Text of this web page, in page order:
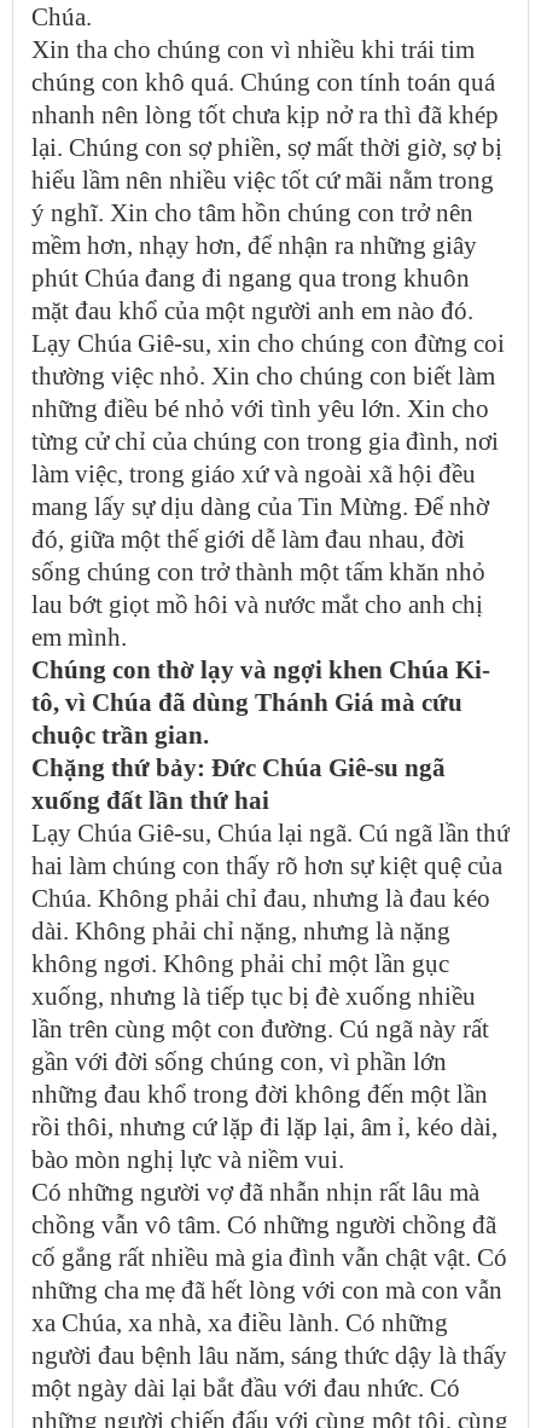
Chúa.
Xin tha cho chúng con vì nhiều khi trái tim
chúng con khô quá. Chúng con tính toán quá
nhanh nên lòng tốt chưa kịp nở ra thì đã khép
lại. Chúng con sợ phiền, sợ mất thời giờ, sợ bị
hiểu lầm nên nhiều việc tốt cứ mãi nằm trong
ý nghĩ. Xin cho tâm hồn chúng con trở nên
mềm hơn, nhạy hơn, để nhận ra những giây
phút Chúa đang đi ngang qua trong khuôn
mặt đau khổ của một người anh em nào đó.
Lạy Chúa Giê-su, xin cho chúng con đừng coi
thường việc nhỏ. Xin cho chúng con biết làm
những điều bé nhỏ với tình yêu lớn. Xin cho
từng cử chỉ của chúng con trong gia đình, nơi
làm việc, trong giáo xứ và ngoài xã hội đều
mang lấy sự dịu dàng của Tin Mừng. Để nhờ
đó, giữa một thế giới dễ làm đau nhau, đời
sống chúng con trở thành một tấm khăn nhỏ
lau bớt giọt mồ hôi và nước mắt cho anh chị
em mình.
Chúng con thờ lạy và ngợi khen Chúa Ki-
tô, vì Chúa đã dùng Thánh Giá mà cứu
chuộc trần gian.
Chặng thứ bảy: Đức Chúa Giê-su ngã
xuống đất lần thứ hai
Lạy Chúa Giê-su, Chúa lại ngã. Cú ngã lần thứ
hai làm chúng con thấy rõ hơn sự kiệt quệ của
Chúa. Không phải chỉ đau, nhưng là đau kéo
dài. Không phải chỉ nặng, nhưng là nặng
không ngơi. Không phải chỉ một lần gục
xuống, nhưng là tiếp tục bị đè xuống nhiều
lần trên cùng một con đường. Cú ngã này rất
gần với đời sống chúng con, vì phần lớn
những đau khổ trong đời không đến một lần
rồi thôi, nhưng cứ lặp đi lặp lại, âm ỉ, kéo dài,
bào mòn nghị lực và niềm vui.
Có những người vợ đã nhẫn nhịn rất lâu mà
chồng vẫn vô tâm. Có những người chồng đã
cố gắng rất nhiều mà gia đình vẫn chật vật. Có
những cha mẹ đã hết lòng với con mà con vẫn
xa Chúa, xa nhà, xa điều lành. Có những
người đau bệnh lâu năm, sáng thức dậy là thấy
một ngày dài lại bắt đầu với đau nhức. Có
những người chiến đấu với cùng một tội, cùng